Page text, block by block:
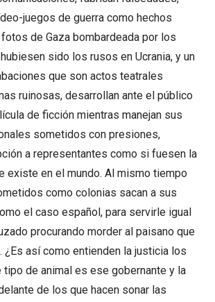
juegos de guerra como hechos
de Gaza bombardeada por los
sido los rusos en Ucrania, y un
que son actos teatrales
ruinosas, desarrollan ante el público
de ficción mientras manejan sus
sometidos con presiones,
a representantes como si fuesen la
existe en el mundo. Al mismo tiempo
como colonias sacan a sus
el caso español, para servirle igual
procurando morder al paisano que
¿Es así como entienden la justicia los
tipo de animal es ese gobernante y la
de los que hacen sonar las